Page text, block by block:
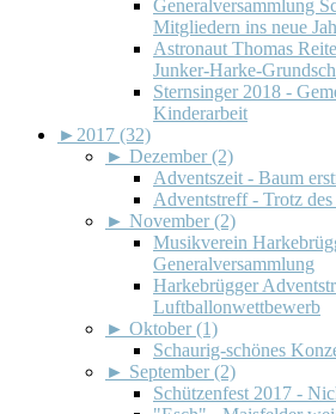
Generalversammlung
Mitgliedern ins neue
Astronaut Thomas
Junker-Harke-
Sternsinger 2018 -
Kinderarbeit
► 2017 (32)
► Dezember (2)
Adventszeit - Baum
Adventstreff - Trotz
► November (2)
Musikverein
Generalversammlung
Harkebrügger
Luftballonwettbewerb
► Oktober (1)
Schaurig-schönes
► September (2)
Schützenfest 2017 -